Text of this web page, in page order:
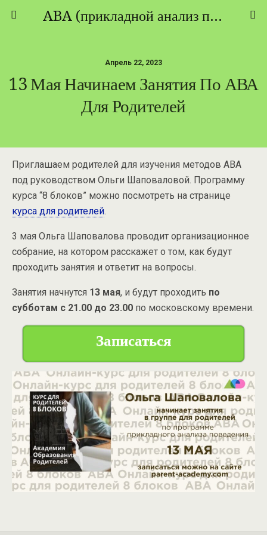
ABA (прикладной анализ поведения) - ТЕОРИЯ И ПРАКТИКА
Апрель 22, 2023
13 Мая Начинаем Занятия По АВА
Для Родителей
Приглашаем родителей для изучения методов АВА
под руководством Ольги Шаповаловой. Программу
курса “8 блоков” можно посмотреть на странице
курса для родителей.
3 мая Ольга Шаповалова проводит организационное
собрание, на котором расскажет о том, как будут
проходить занятия и ответит на вопросы.
Занятия начнутся 13 мая, и будут проходить по
субботам с 21.00 до 23.00 по московскому времени.
Записаться